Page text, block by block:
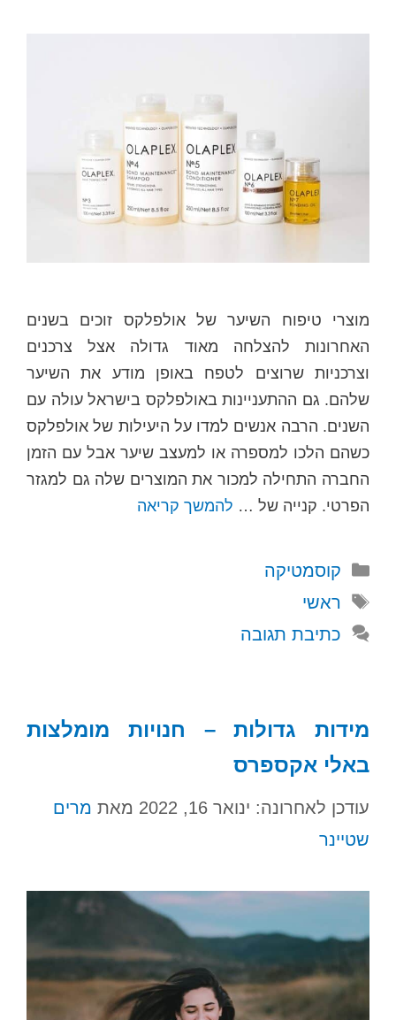
מוצרי טיפוח השיער של אולפלקס זוכים בשנים
האחרונות להצלחה מאוד גדולה אצל צרכנים
וצרכניות שרוצים לטפח באופן מודע את השיער
שלהם. גם ההתעניינות באולפלקס בישראל עולה עם
השנים. הרבה אנשים למדו על היעילות של אולפלקס
כשהם הלכו למספרה או למעצב שיער אבל עם הזמן
החברה התחילה למכור את המוצרים שלה גם למגזר
הפרטי. קנייה של … להמשך קריאה
קטגוריות
קוסמטיקה
תגיות
ראשי
כתיבת תגובה
מידות גדולות – חנויות מומלצות
באלי אקספרס
עודכן לאחרונה: ינואר 16, 2022 מאת מרים
שטיינר